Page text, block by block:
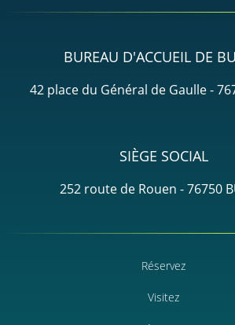
BUREAU D'ACCUEIL DE
42 place du Général de Gaulle -
SIÈGE SOCIAL
252 route de Rouen - 76750
Réservez
Visitez